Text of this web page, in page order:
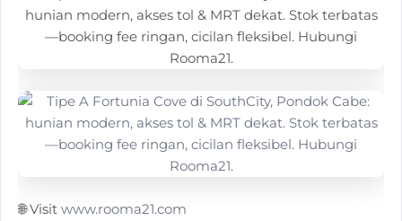
🌐 Visit www.rooma21.com